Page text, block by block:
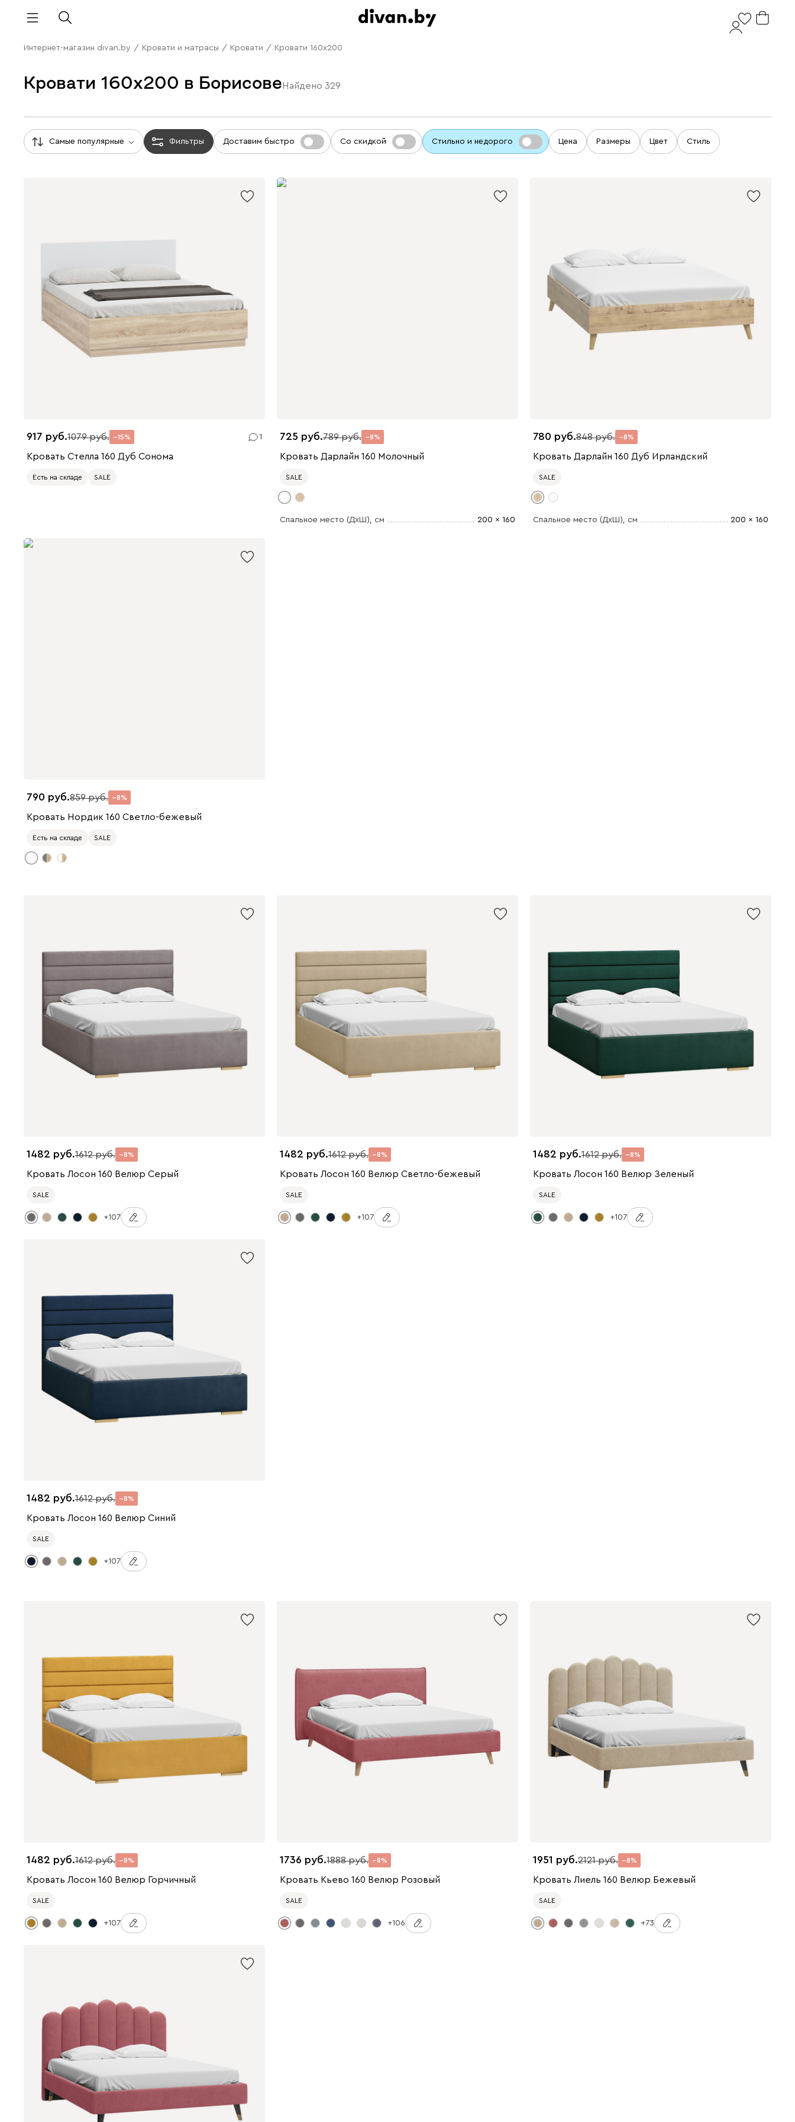
Интернет-магазин divan.by / Кровати и матрасы / Кровати / Кровати 160x200
Кровати 160x200 в Борисове Найдено 329
Самые популярные Фильтры Доставим быстро Со скидкой Стильно и недорого Цена Размеры Цвет Стиль
917 1079 15 1
Кровать Стелла 160 Дуб Сонома
Есть на складе SALE
725 789 8
Кровать Дарлайн 160 Молочный
SALE
Спальное место (ДхШ), см 200 x 160
780 848 8
Кровать Дарлайн 160 Дуб Ирландский
SALE
Спальное место (ДхШ), см 200 x 160
790 859 8
Кровать Нордик 160 Светло-бежевый
Есть на складе SALE
1482 1612 8
Кровать Лосон 160 Велюр Серый
SALE
+107
1482 1612 8
Кровать Лосон 160 Велюр Светло-бежевый
SALE
+107
1482 1612 8
Кровать Лосон 160 Велюр Зеленый
SALE
+107
1482 1612 8
Кровать Лосон 160 Велюр Синий
SALE
+107
1482 1612 8
Кровать Лосон 160 Велюр Горчичный
SALE
+107
1736 1888 8
Кровать Кьево 160 Велюр Розовый
SALE
+106
1951 2121 8
Кровать Лиель 160 Велюр Бежевый
SALE
+73